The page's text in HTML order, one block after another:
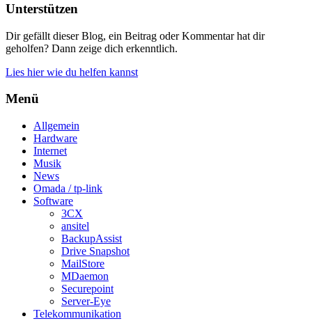
Unterstützen
Dir gefällt dieser Blog, ein Beitrag oder Kommentar hat dir
geholfen? Dann zeige dich erkenntlich.
Lies hier wie du helfen kannst
Menü
Allgemein
Hardware
Internet
Musik
News
Omada / tp-link
Software
3CX
ansitel
BackupAssist
Drive Snapshot
MailStore
MDaemon
Securepoint
Server-Eye
Telekommunikation